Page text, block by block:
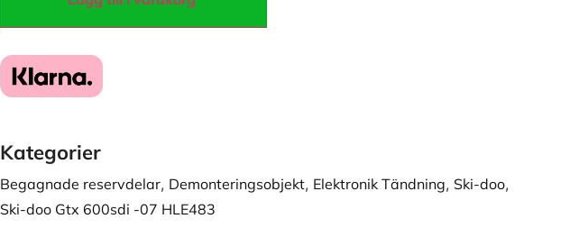
Kategorier
Begagnade reservdelar, Demonteringsobjekt, Elektronik Tändning, Ski-doo,
Ski-doo Gtx 600sdi -07 HLE483